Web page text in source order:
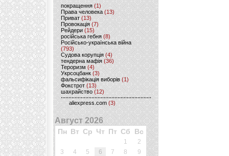
покращення (1)
Права человека(13)
Приват (13)
Провокація (7)
Рейдери (15)
російська гебня (8)
Російсько-українська війна
(793)
Судова корупція (4)
тендерна мафія (36)
Тероризм (4)
Укрсоцбанк (3)
фальсифікація виборів (1)
Фокстрот(13)
шахрайство (12)
aliexpress.com (3)
Август 2026
Пн Вт Ср Чт Пт Сб Вс
1
2
3
4 5 6 7 8
9